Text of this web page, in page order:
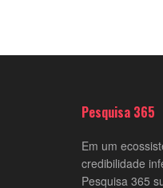
Pesquisa 365
Em um
credibilidade
Pesquisa 365